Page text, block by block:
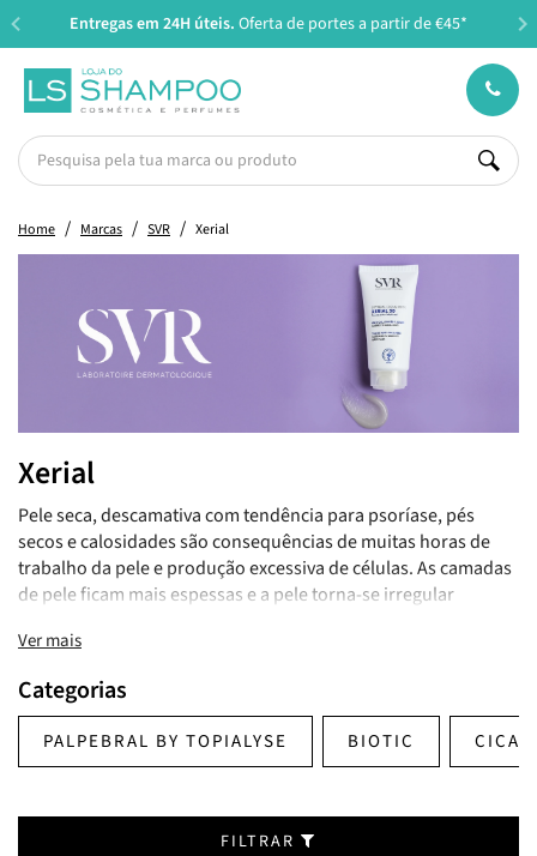
Entregas em 24H úteis. Oferta de portes a partir de €45*
Home Marcas SVR Xerial
Xerial
Pele seca, descamativa com tendência para psoríase, pés
secos e calosidades são consequências de muitas horas de
trabalho da pele e produção excessiva de células. As camadas
de pele ficam mais espessas e a pele torna-se irregular
calosidades.
A gama SVR Xerial suaviza a pele e limita este processo graças
à sua elevada concentração de ureia, que varia entre 5% e 50%
pele sensível.
Ver mais
Categorias
PALPEBRAL BY TOPIALYSE BIOTIC
FILTRAR